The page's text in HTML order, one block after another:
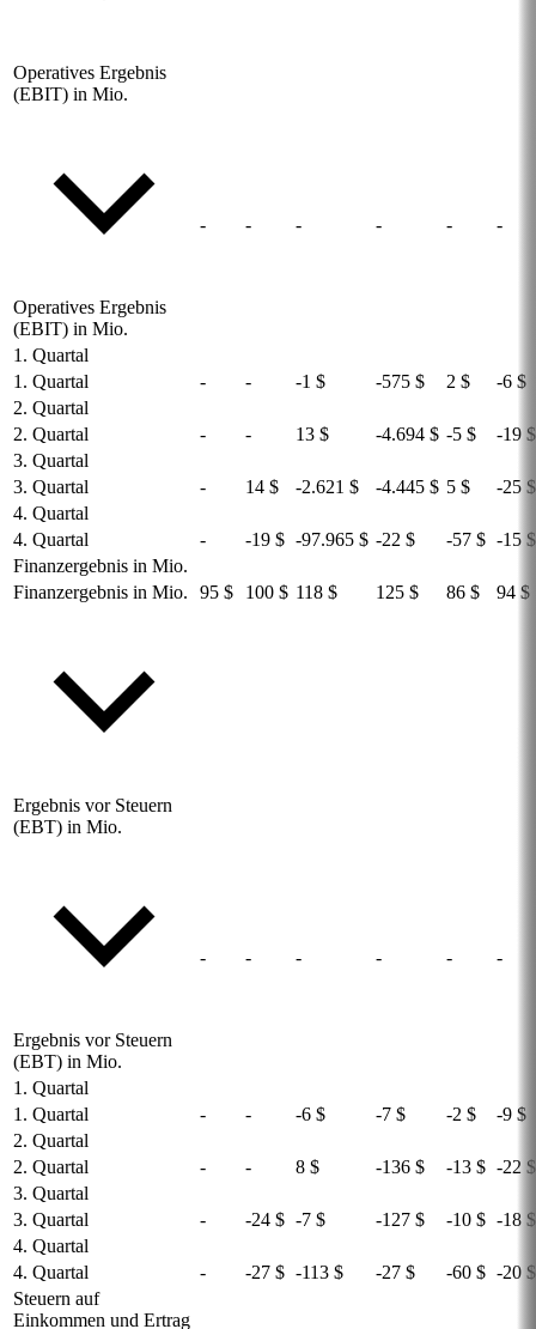
Operatives Ergebnis
(EBIT) in Mio.
Operatives Ergebnis
(EBIT) in Mio.
- - - - - -
1. Quartal
1. Quartal
- - -1 $ -575 $ 2 $
-6 $
2. Quartal
2. Quartal
- - 13 $ -4.694 $ -5 $
-19 $
3. Quartal
3. Quartal
- 14 $ -2.621 $ -4.445 $ 5 $
-25 $
4. Quartal
4. Quartal
- -19 $ -97.965 $ -22 $ -57 $ -15 $
Finanzergebnis in Mio.
Finanzergebnis in Mio.
95 $ 100 $ 118 $ 125 $ 86 $ 94 $
Ergebnis vor Steuern
(EBT) in Mio.
Ergebnis vor Steuern
(EBT) in Mio.
- - - - - -
1. Quartal
1. Quartal
- - -6 $ -7 $ -2 $
-9 $
2. Quartal
2. Quartal
- - 8 $ -136 $ -13 $ -22 $
3. Quartal
3. Quartal
- -24 $ -7 $ -127 $ -10 $ -18 $
4. Quartal
4. Quartal
- -27 $ -113 $ -27 $ -60 $ -20 $
Steuern auf
Einkommen und Ertrag